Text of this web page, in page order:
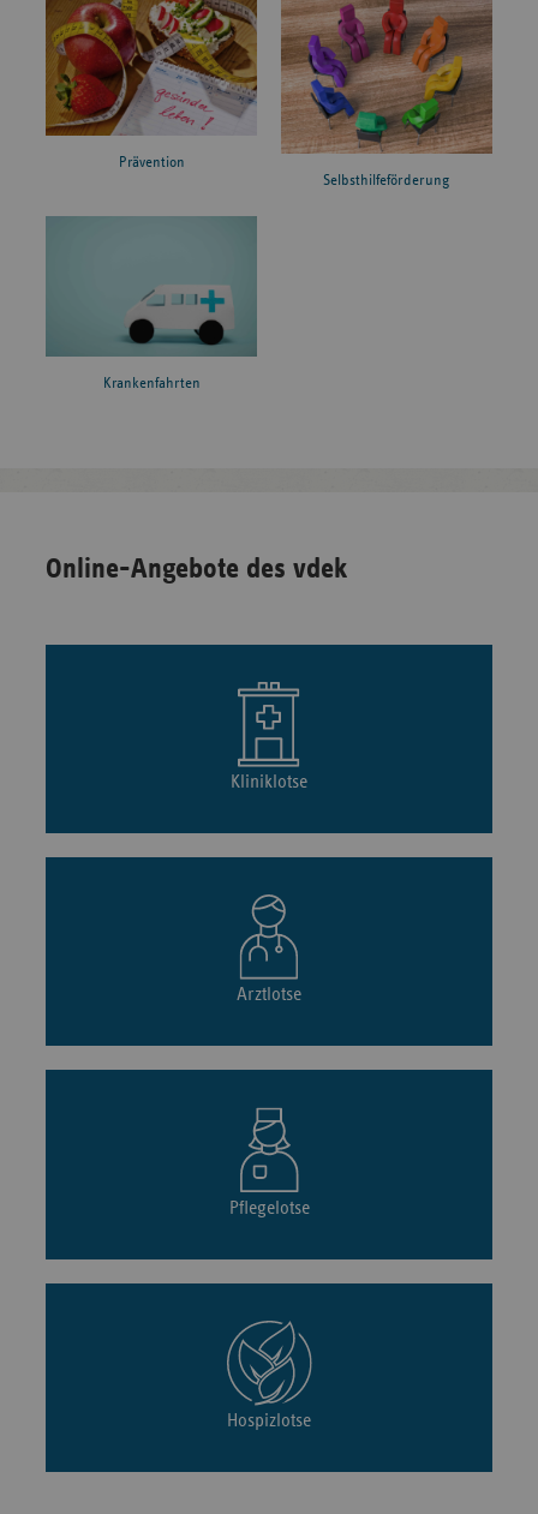
Prävention
Selbsthilfeförderung
Krankenfahrten
Online-Angebote des vdek
Kliniklotse
Arztlotse
Pflegelotse
Hospizlotse